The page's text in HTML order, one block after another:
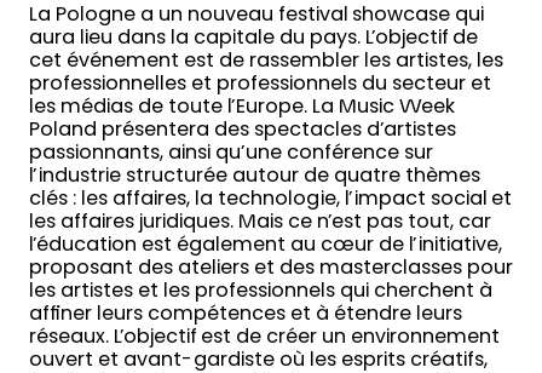
La Pologne a un nouveau festival showcase qui
aura lieu dans la capitale du pays. L’objectif de
cet événement est de rassembler les artistes, les
professionnelles et professionnels du secteur et
les médias de toute l’Europe. La Music Week
Poland présentera des spectacles d’artistes
passionnants, ainsi qu’une conférence sur
l’industrie structurée autour de quatre thèmes
clés : les affaires, la technologie, l’impact social et
les affaires juridiques. Mais ce n’est pas tout, car
l’éducation est également au cœur de l’initiative,
proposant des ateliers et des masterclasses pour
les artistes et les professionnels qui cherchent à
affiner leurs compétences et à étendre leurs
réseaux. L’objectif est de créer un environnement
ouvert et avant-gardiste où les esprits créatifs,